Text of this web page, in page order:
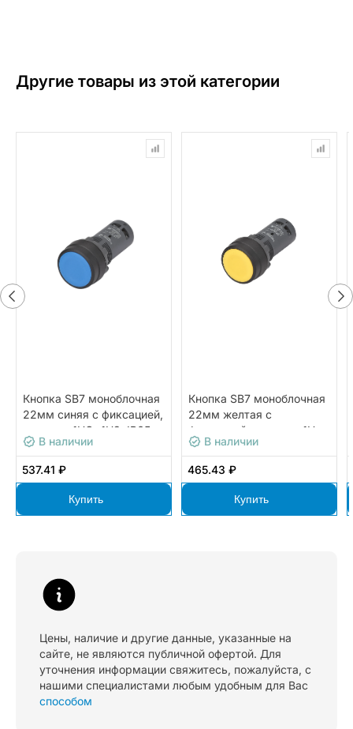
Другие товары из этой категории
Кнопка SB7 моноблочная
22мм синяя с фиксацией,
пластик, 1НО+1НЗ, IP65
В наличии
537.41 ₽
Купить
Кнопка SB7 моноблочная
22мм желтая с
фиксацией, пластик, 1НО,
IP65В наличии
465.43 ₽
Купить
Цены, наличие и другие данные, указанные на
сайте, не являются публичной офертой. Для
уточнения информации свяжитесь, пожалуйста, с
нашими специалистами любым удобным для Вас
способом